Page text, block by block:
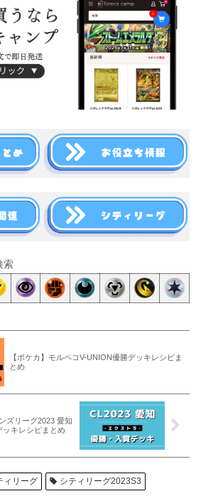
索
【ポケカ】モルペコV-UNION優勝デッキレシピま
とめ
ズリーグ2023 愛知
ッキレシピまとめ
ィリーグ シティリーグ2023S3